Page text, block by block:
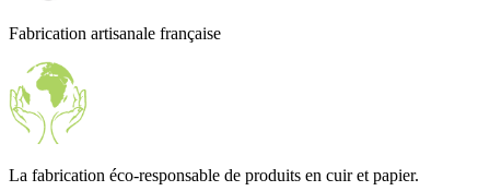
Fabrication artisanale française
La fabrication éco-responsable de produits en cuir et papier.